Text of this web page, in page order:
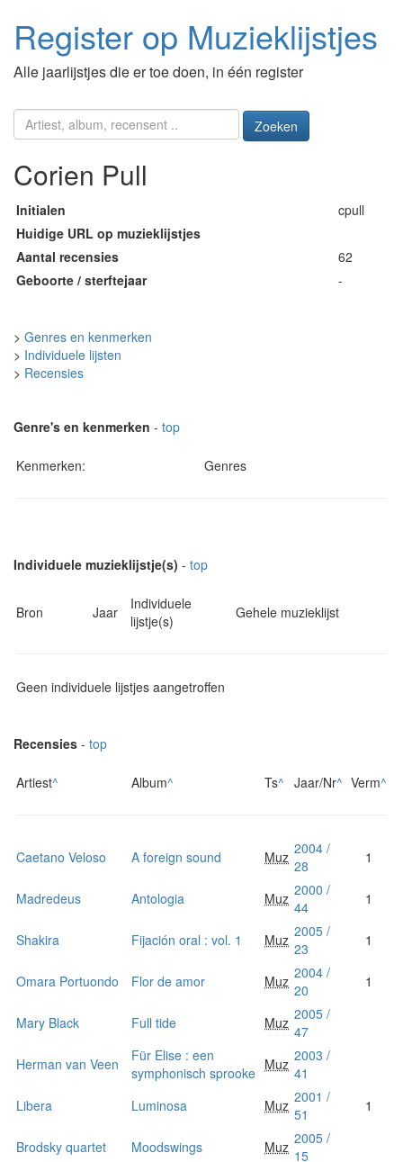
Register op Muzieklijstjes
Alle jaarlijstjes die er toe doen, in één register
Zoeken
Corien Pull
Initialen
cpull
Huidige URL op muzieklijstjes
Aantal recensies
62
Geboorte / sterftejaar
-
> Genres en kenmerken
> Individuele lijsten
> Recensies
Genre's en kenmerken - top
Kenmerken: Genres
Individuele muzieklijstje(s) - top
Bron Jaar
Individuele
lijstje(s)
Gehele muzieklijst
Geen individuele lijstjes aangetroffen
Recensies - top
Artiest^ Album^ Ts^ Jaar/Nr^ Verm^
Caetano Veloso A foreign sound Muz 2004 /
28
1
Madredeus Antologia Muz 2000 /
44
1
Shakira Fijación oral : vol. 1 Muz 2005 /
23
1
Omara Portuondo Flor de amor Muz 2004 /
20
1
Mary Black Full tide Muz 2005 /
47
Herman van Veen
Für Elise : een
symphonisch sprooke Muz 2003 /
41
Libera
Luminosa Muz 2001 /
51
1
Brodsky quartet Moodswings Muz 2005 /
15